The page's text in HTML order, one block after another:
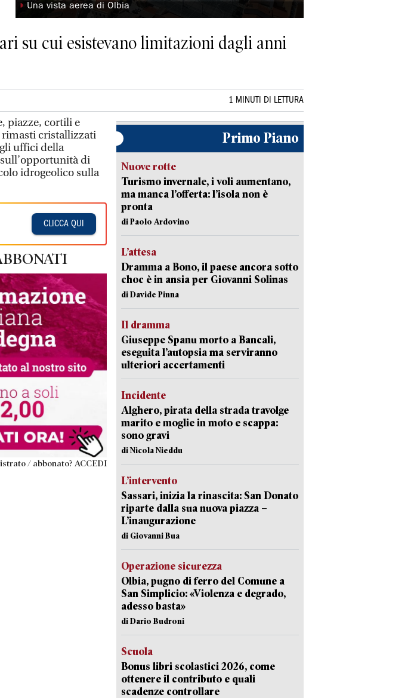
◗ Una vista aerea di Olbia
su cui esistevano limitazioni dagli anni
1 MINUTI DI LETTURA
piazze, cortili e
rimasti cristallizzati
uffici della
di
idrogeolico sulla
CLICCA QUI
/ abbonato? ACCEDI
Primo Piano
Nuove rotte
Turismo invernale, i voli aumentano,
ma manca l’offerta: l’isola non è
pronta
di Paolo Ardovino
L’attesa
Dramma a Bono, il paese ancora sotto
choc è in ansia per Giovanni Solinas
di Davide Pinna
Il dramma
Giuseppe Spanu morto a Bancali,
eseguita l’autopsia ma serviranno
ulteriori accertamenti
Incidente
Alghero, pirata della strada travolge
marito e moglie in moto e scappa:
sono gravi
di Nicola Nieddu
L’intervento
Sassari, inizia la rinascita: San Donato
riparte dalla sua nuova piazza –
L’inaugurazione
di Giovanni Bua
Operazione sicurezza
Olbia, pugno di ferro del Comune a
San Simplicio: «Violenza e degrado,
adesso basta»
di Dario Budroni
Scuola
Bonus libri scolastici 2026, come
ottenere il contributo e quali
scadenze controllare